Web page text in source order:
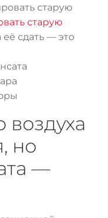
старую
старую
сдать — это
воздуха
но
—